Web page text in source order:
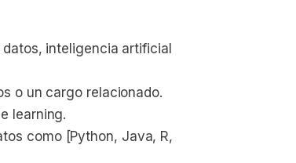
inteligencia artificial
o un cargo relacionado.
learning.
como [Python, Java, R,